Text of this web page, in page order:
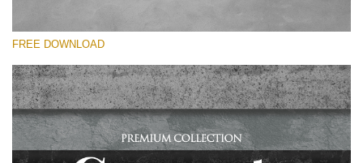
Si prega di Selezionare
Small 800*533px
Concrete Textures
(30 Overlays)
FREE DOWNLOAD